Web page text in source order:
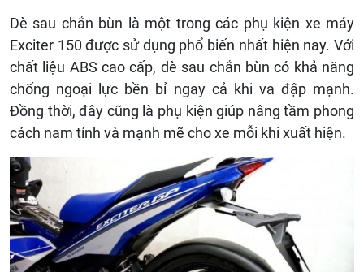
Dè sau chắn bùn là một trong các phụ kiện xe máy
Exciter 150 được sử dụng phổ biến nhất hiện nay. Với
chất liệu ABS cao cấp, dè sau chắn bùn có khả năng
chống ngoại lực bền bỉ ngay cả khi va đập mạnh.
Đồng thời, đây cũng là phụ kiện giúp nâng tầm phong
cách nam tính và mạnh mẽ cho xe mỗi khi xuất hiện.